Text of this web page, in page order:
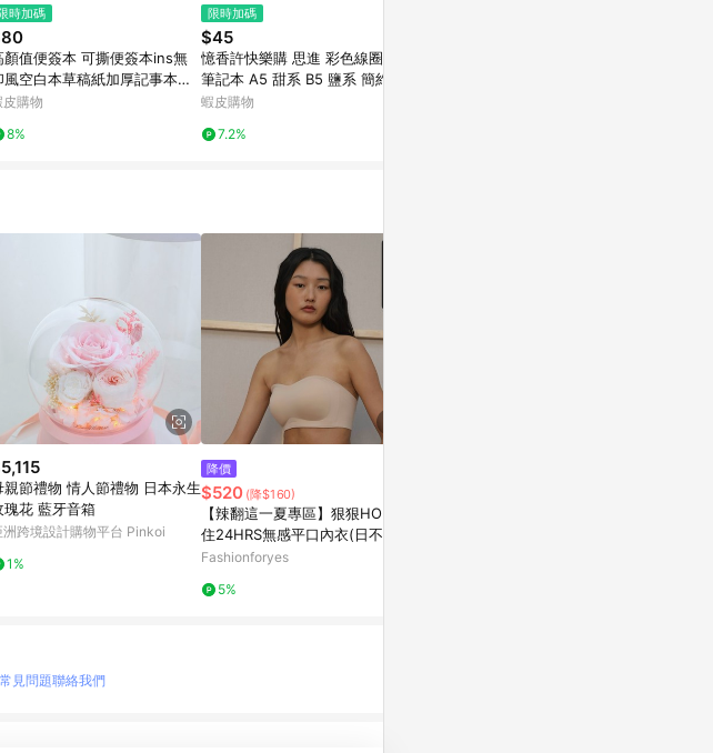
時加碼
顏值便簽本 可撕便簽本ins無
風空白本草稿紙加厚記事本學
筆記本小方磚便攜可撕本子 書
皮購物
8%
限時加碼
$45
憶香許快樂購 思進 彩色線圈本
筆記本 A5 甜系 B5 鹽系 簡約 辦
公記事本 加厚 學生 加厚橫線本
蝦皮購物
7.2%
親節禮物 情人節禮物 日本永生
瑰花 藍牙音箱
洲跨境設計購物平台 Pinkoi
1%
降價
$520 (降$160)
【辣翻這一夏專區】狠狠HOLD
住24HRS無感平口內衣(日不落
款)
Fashionforyes
5%
常見問題聯絡我們